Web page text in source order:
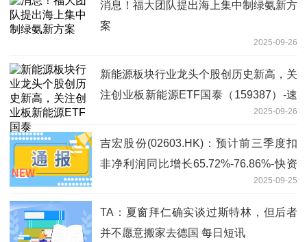
消息！福大团队提出海上集中制绿氨新方
案
2025-09-26
新能源板块行业龙头个股创历史新高，关
注创业板新能源ETF国泰（159387）-速
2025-09-26
吉宏股份(02603.HK)：预计前三季度扣
非净利润同比增长65.72%-76.86%-快资
2025-09-25
TA：夏窗拜仁确实谈过斯特林，但后者
并不愿意搬家去德国 每日短讯